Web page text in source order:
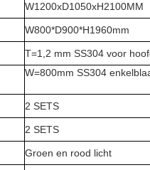
W1200xD1050xH2100MM
W800*D900*H1960mm
T=1,2 mm SS304 voor
W=800mm SS304
2 SETS
2 SETS
Groen en rood licht